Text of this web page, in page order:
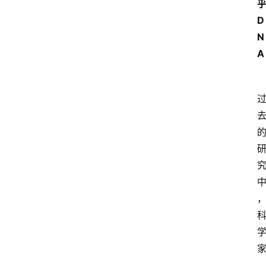
乎
D
N
A
过
去
的
研
究
中
，
科
学
家